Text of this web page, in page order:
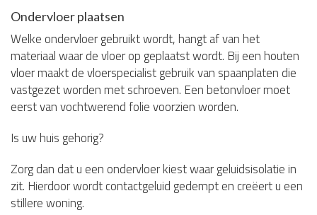
Ondervloer plaatsen
Welke ondervloer gebruikt wordt, hangt af van het
materiaal waar de vloer op geplaatst wordt. Bij een houten
vloer maakt de vloerspecialist gebruik van spaanplaten die
vastgezet worden met schroeven. Een betonvloer moet
eerst van vochtwerend folie voorzien worden.
Is uw huis gehorig?
Zorg dan dat u een ondervloer kiest waar geluidsisolatie in
zit. Hierdoor wordt contactgeluid gedempt en creëert u een
stillere woning.